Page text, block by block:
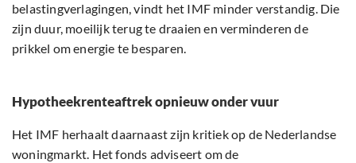
belastingverlagingen, vindt het IMF minder verstandig. Die
zijn duur, moeilijk terug te draaien en verminderen de
prikkel om energie te besparen.
Hypotheekrenteaftrek opnieuw onder vuur
Het IMF herhaalt daarnaast zijn kritiek op de Nederlandse
woningmarkt. Het fonds adviseert om de